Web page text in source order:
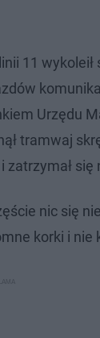
11
Urzędu
tramwaj
zatrzymał
nic się
korki i nie